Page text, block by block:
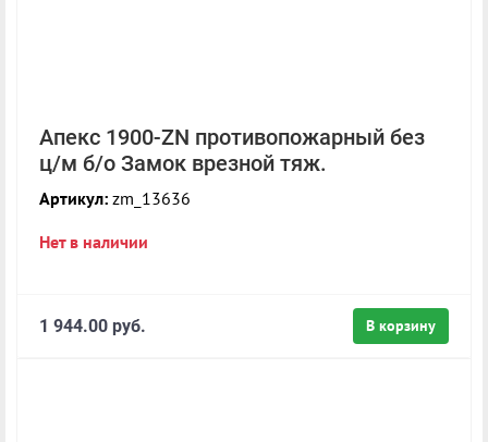
Апекс 1900-ZN противопожарный без
ц/м б/о Замок врезной тяж.
Артикул: zm_13636
Нет в наличии
В корзину
1 944.00 руб.